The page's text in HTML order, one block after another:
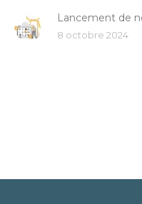
Lancement de
8 octobre 2024